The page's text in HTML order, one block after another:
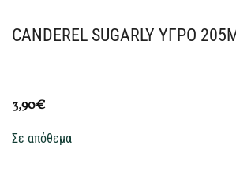
CANDEREL SUGARLY ΥΓΡΟ
3,90€
Σε απόθεμα